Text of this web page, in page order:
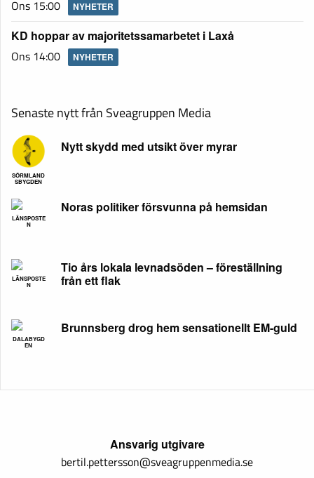
Ons 15:00 NYHETER
KD hoppar av majoritetssamarbetet i Laxå
Ons 14:00 NYHETER
Senaste nytt från Sveagruppen Media
SÖRMLAND
SBYGDEN
Nytt skydd med utsikt över myrar
LÄNSPOSTE
N
Noras politiker försvunna på hemsidan
LÄNSPOSTE
N
Tio års lokala levnadsöden – föreställning
från ett flak
DALABYGD
EN
Brunnsberg drog hem sensationellt EM-guld
Ansvarig utgivare
bertil.pettersson@sveagruppenmedia.se